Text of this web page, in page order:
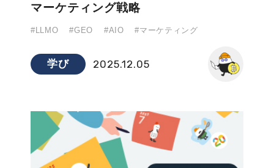
マーケティング戦略
#LLMO #GEO #AIO #マーケティング
学び 2025.12.05